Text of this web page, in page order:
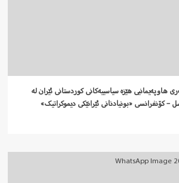
هاوپەیمانیی هێزە سیاسییەکانی کوردستانی ئێران لە
– کۆنفرانسی «بونیادنانی ئێرانێکی دیموکراتیک»